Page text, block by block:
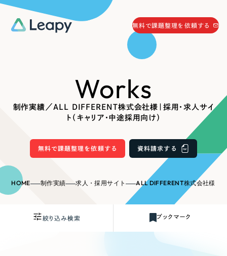
会社概要
お役立ち情報
無料で課題整理を依頼する
無料で課題整理を依頼する
058-215-0066
24時間受付
資料請求する
Web Produce
会社情報
制作実績／ALL DIFFERENT株式会社様｜採用・求人サイ
ト（キャリア・中途採用向け）
Works
無料で課題整理を依頼する 資料請求する
HOME 制作実績 求人・採用サイト ALL DIFFERENT株式会社様｜採用・求人サイト（キャ
絞り込み検索 ブックマーク